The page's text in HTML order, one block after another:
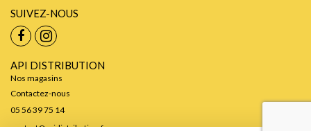
SUIVEZ-NOUS
API DISTRIBUTION
Nos magasins
Contactez-nous
05 56 39 75 14
contact@apidistribution.fr